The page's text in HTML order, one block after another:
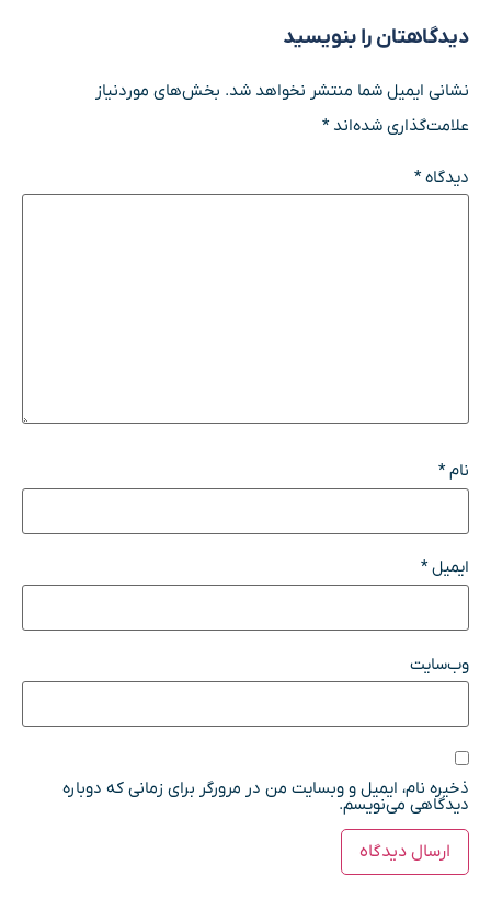
دیدگاهتان را بنویسید
نشانی ایمیل شما منتشر نخواهد شد. بخش‌های موردنیاز
علامت‌گذاری شده‌اند*
دیدگاه*
نام*
ایمیل*
وب‌سایت
ذخیره نام، ایمیل و وبسایت من در مرورگر برای زمانی که دوباره
دیدگاهی می‌نویسم.